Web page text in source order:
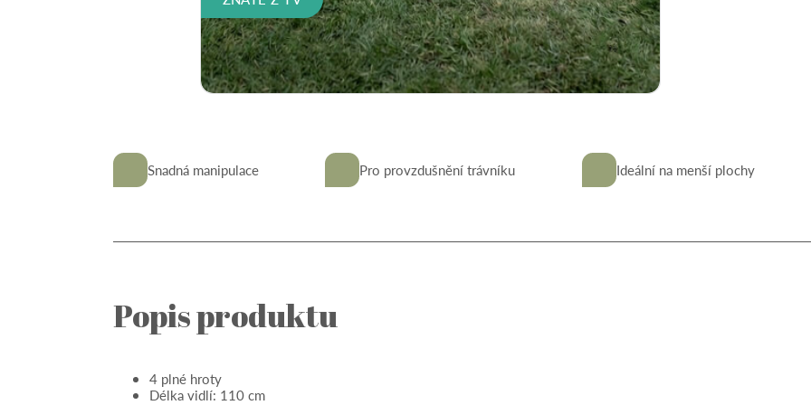
Snadná manipulace Pro provzdušnění trávníku Ideální na menší plochy
Popis produktu
4 plné hroty
Délka vidlí: 110 cm